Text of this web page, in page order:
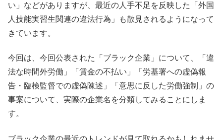
い」などがありますが、最近の人手不足を反映した「外国
人技能実習生関連の違法行為」も散見されるようになって
きています。
今回は、今回公表された「ブラック企業」について、「違
法な時間外労働」「賃金の不払い」「労基署への虚偽報
告・臨検監督での虚偽陳述」「意思に反した労働強制」の
事案について、実際の企業名を分類してみることにしま
す。